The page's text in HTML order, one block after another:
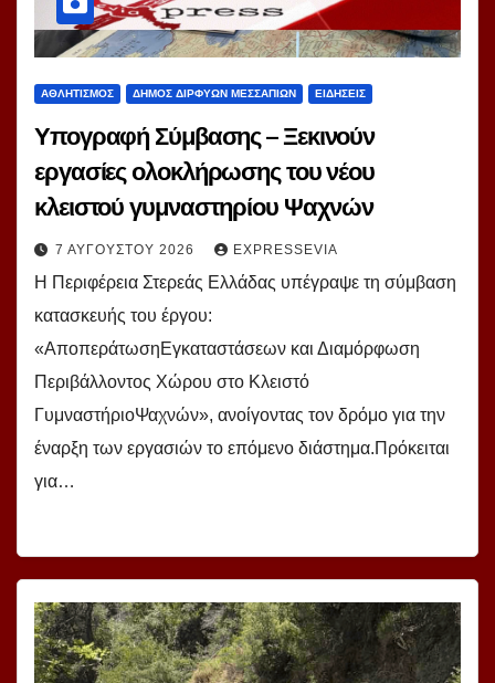
ΑΘΛΗΤΙΣΜΟΣ ΔΗΜΟΣ ΔΙΡΦΥΩΝ ΜΕΣΣΑΠΙΩΝ ΕΙΔΗΣΕΙΣ
Υπογραφή Σύμβασης – Ξεκινούν
εργασίες ολοκλήρωσης του νέου
κλειστού γυμναστηρίου Ψαχνών
7 ΑΥΓΟΎΣΤΟΥ 2026 EXPRESSEVIA
Η Περιφέρεια Στερεάς Ελλάδας υπέγραψε τη σύμβαση
κατασκευής του έργου:
«ΑποπεράτωσηΕγκαταστάσεων και Διαμόρφωση
Περιβάλλοντος Χώρου στο Κλειστό
ΓυμναστήριοΨαχνών», ανοίγοντας τον δρόμο για την
έναρξη των εργασιών το επόμενο διάστημα.Πρόκειται
για…